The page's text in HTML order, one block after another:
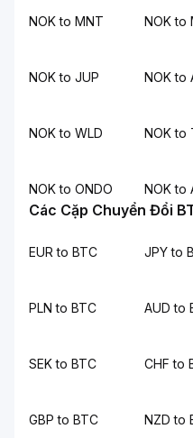
NOK to MNT NOK to
NOK to JUP NOK to
NOK to WLD NOK to
NOK to ONDO NOK to
Các Cặp Chuyển Đổi
EUR to BTC JPY to
PLN to BTC AUD to
SEK to BTC CHF to
GBP to BTC NZD to